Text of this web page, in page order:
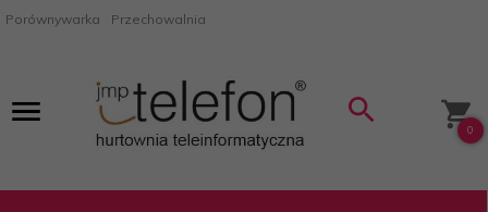
Porównywarka Przechowalnia
0